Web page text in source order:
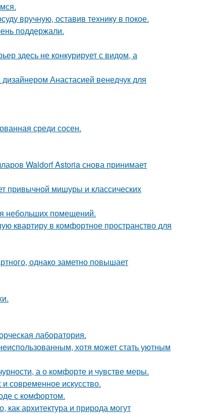
вручную, оставив технику в покое.
поддержали.
здесь не конкурирует с видом, а
Анастасией венедчук для
среди сосен.
Waldorf Astoria снова принимает
привычной мишуры и классических
небольших помещений.
квартиру в комфортное пространство для
однако заметно повышает
лаборатория.
хотя может стать уютным
а о комфорте и чувстве меры.
современное искусство.
с комфортом.
архитектура и природа могут